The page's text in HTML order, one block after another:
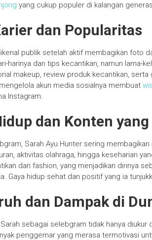
yang cukup populer di kalangan
dan Popularitas
publik setelah aktif membagikan foto
harinya dan tips kecantikan, namun lama-
makeup, review produk kecantikan,
akun media sosialnya membuat
Instagram.
dan Konten
Sarah Ayu Hunter sering
aktivitas olahraga, hingga keseharian
dan fashion, yang menjadikan dirinya
Gaya hidup sehat dan positif yang ia
dan Dampak di
sebagai selebgram tidak hanya
penggemar yang merasa termotivasi